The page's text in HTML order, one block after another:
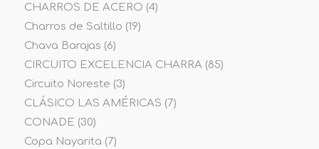
CHARROS DE ACERO (4)
Charros de Saltillo (19)
Chava Barajas (6)
CIRCUITO EXCELENCIA CHARRA(85)
Circuito Noreste (3)
CLÁSICO LAS AMÉRICAS (7)
CONADE (30)
Copa Nayarita (7)